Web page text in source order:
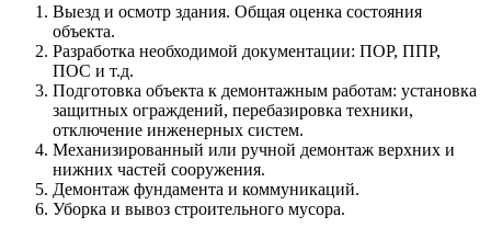
Выезд и осмотр здания. Общая оценка состояния
объекта.
Разработка необходимой документации: ПОР, ППР,
ПОС и т.д.
Подготовка объекта к демонтажным работам: установка
защитных ограждений, перебазировка техники,
отключение инженерных систем.
Механизированный или ручной демонтаж верхних и
нижних частей сооружения.
Демонтаж фундамента и коммуникаций.
Уборка и вывоз строительного мусора.